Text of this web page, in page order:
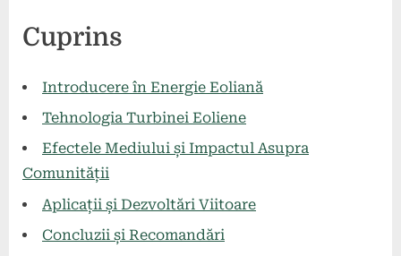
on
mai
Cuprins
Introducere în Energie Eoliană
Tehnologia Turbinei Eoliene
Efectele Mediului și Impactul Asupra
Comunității
Aplicații și Dezvoltări Viitoare
Concluzii și Recomandări